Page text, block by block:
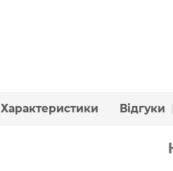
Характеристики Відгуки